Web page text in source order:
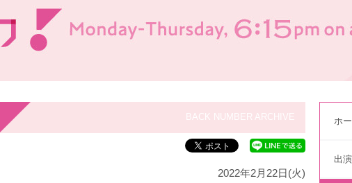
BACK NUMBER ARCHIVE
2022年2月22日(火)
ホ
出